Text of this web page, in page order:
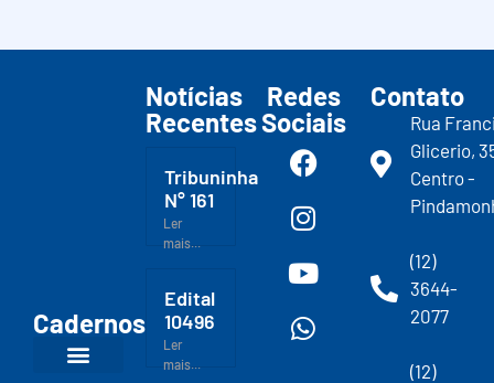
Cadernos
Notícias
Recentes
Tribuninha
N° 161
Ler
mais...
Edital
10496
Ler
mais...
Redes
Sociais
Contato
Rua
Glicerio,
Centro -
(12)
3644-
2077
(12)